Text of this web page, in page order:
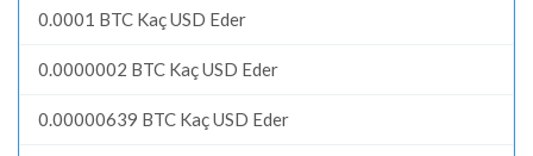
0.0001 BTC Kaç USD Eder
0.0000002 BTC Kaç USD Eder
0.00000639 BTC Kaç USD Eder